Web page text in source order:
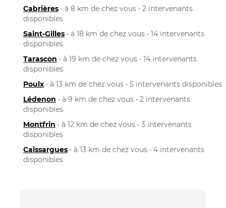
Cabrières • à 8 km de chez vous • 2 intervenants
disponibles
Saint-Gilles • à 18 km de chez vous • 14 intervenants
disponibles
Tarascon • à 19 km de chez vous • 14 intervenants
disponibles
Poulx • à 13 km de chez vous • 5 intervenants disponibles
Lédenon • à 9 km de chez vous • 2 intervenants
disponibles
Montfrin • à 12 km de chez vous • 3 intervenants
disponibles
Caissargues • à 13 km de chez vous • 4 intervenants
disponibles